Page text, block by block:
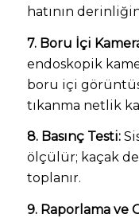
hatının
7. Boru İçi
endoskopik
boru içi
tıkanma netlik
8. Basınç Testi:
ölçülür; kaçak
toplanır.
9. Raporlama ve